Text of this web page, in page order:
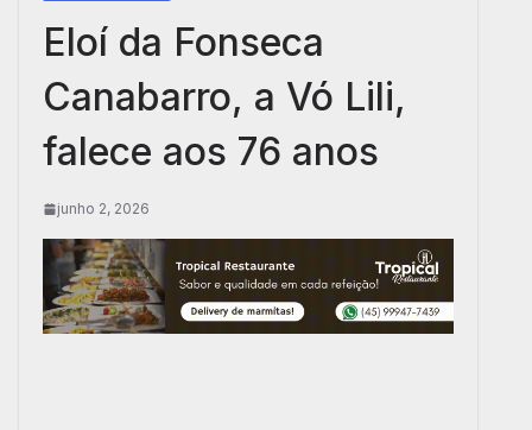
Eloí da Fonseca
Canabarro, a Vó Lili,
falece aos 76 anos
junho 2, 2026